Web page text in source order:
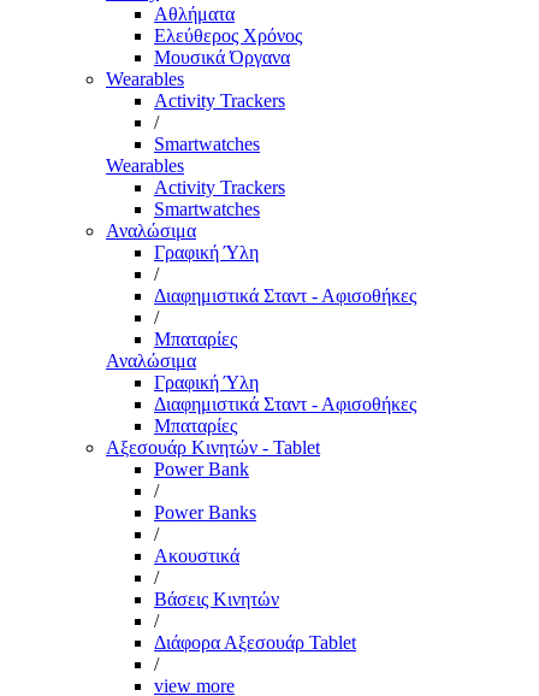
Αθλήματα
Ελεύθερος Χρόνος
Μουσικά Όργανα
Wearables
Activity Trackers
/
Smartwatches
Wearables
Activity Trackers
Smartwatches
Αναλώσιμα
Γραφική Ύλη
/
Διαφημιστικά Σταντ - Αφισοθήκες
/
Μπαταρίες
Αναλώσιμα
Γραφική Ύλη
Διαφημιστικά Σταντ - Αφισοθήκες
Μπαταρίες
Αξεσουάρ Κινητών - Tablet
Power Bank
/
Power Banks
/
Ακουστικά
/
Βάσεις Κινητών
/
Διάφορα Αξεσουάρ Tablet
/
view more